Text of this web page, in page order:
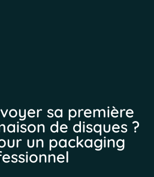
sa première
de disques ?
un packaging